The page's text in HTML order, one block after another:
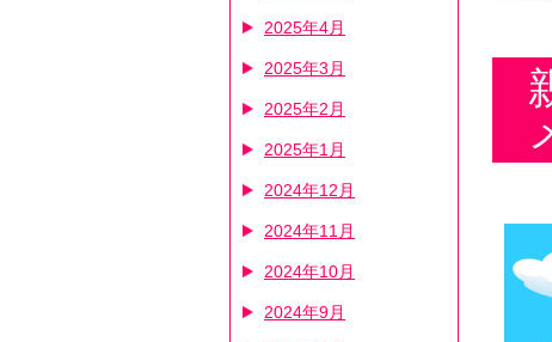
2025年4月
2025年3月
2025年2月
2025年1月
2024年12月
2024年11月
2024年10月
2024年9月